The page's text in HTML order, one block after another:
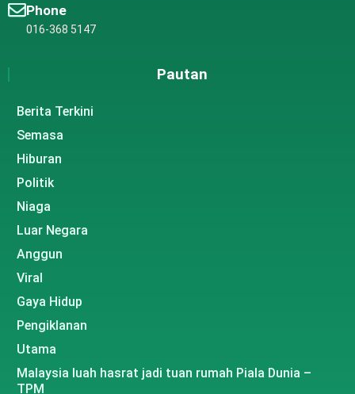
Phone
016-368 5147
Pautan
Berita Terkini
Semasa
Hiburan
Politik
Niaga
Luar Negara
Anggun
Viral
Gaya Hidup
Pengiklanan
Utama
Malaysia luah hasrat jadi tuan rumah Piala Dunia –
TPM